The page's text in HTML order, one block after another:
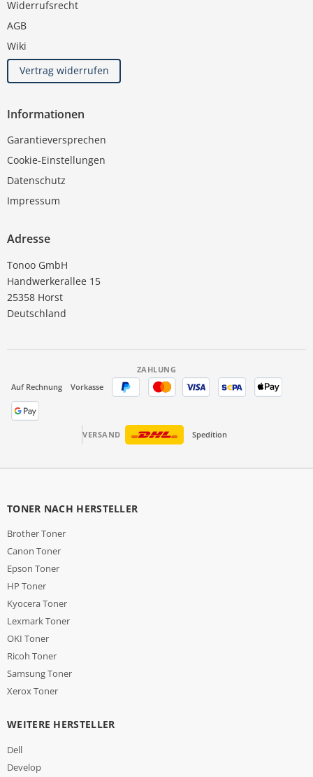
Widerrufsrecht
AGB
Wiki
Vertrag widerrufen
Informationen
Garantieversprechen
Cookie-Einstellungen
Datenschutz
Impressum
Adresse
Tonoo GmbH
Handwerkerallee 15
25358 Horst
Deutschland
ZAHLUNG
Auf Rechnung
Vorkasse
VERSAND Spedition
TONER NACH HERSTELLER
Brother Toner
Canon Toner
Epson Toner
HP Toner
Kyocera Toner
Lexmark Toner
OKI Toner
Ricoh Toner
Samsung Toner
Xerox Toner
WEITERE HERSTELLER
Dell
Develop